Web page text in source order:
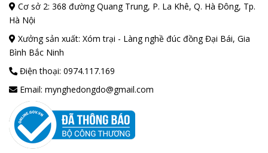
Cơ sở 2: 368 đường Quang Trung, P. La Khê, Q. Hà Đông, Tp.
Hà Nội
Xưởng sản xuất: Xóm trại - Làng nghề đúc đồng Đại Bái, Gia
Bình Bắc Ninh
Điện thoại: 0974.117.169
Email: mynghedongdo@gmail.com